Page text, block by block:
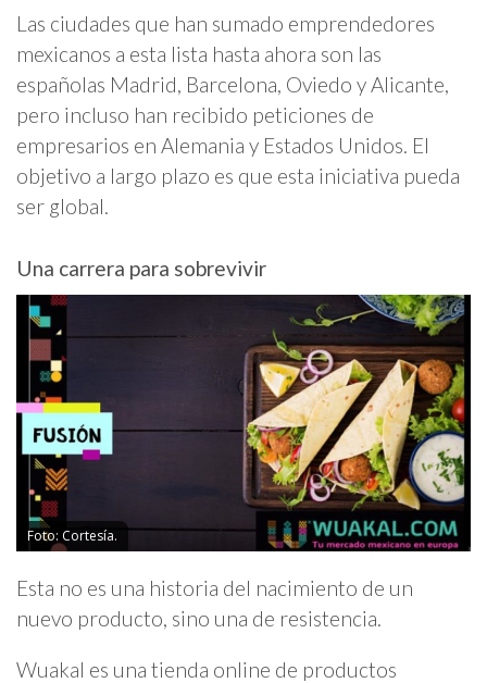
Las ciudades que han sumado emprendedores
mexicanos a esta lista hasta ahora son las
españolas Madrid, Barcelona, Oviedo y Alicante,
pero incluso han recibido peticiones de
empresarios en Alemania y Estados Unidos. El
objetivo a largo plazo es que esta iniciativa pueda
ser global.
Una carrera para sobrevivir
Foto: Cortesía.
Esta no es una historia del nacimiento de un
nuevo producto, sino una de resistencia.
Wuakal es una tienda online de productos